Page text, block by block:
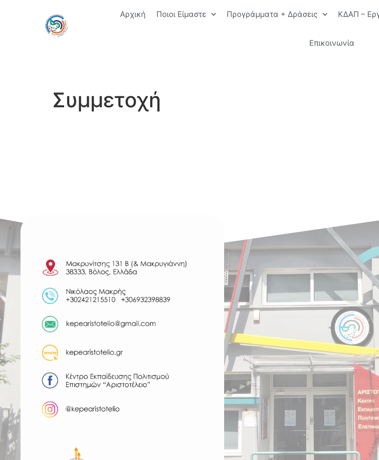
Αρχική Ποιοι Είμαστε Προγράμματα + Δράσεις ΚΔΑΠ –
Επικοινωνία
Συμμετοχή